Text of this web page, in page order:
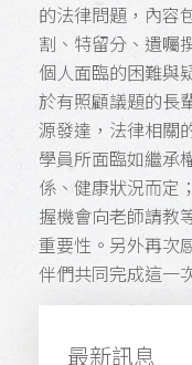
的法律問題，內容
割、特留分、遺囑
個人面臨的困難與
於有照顧議題的長
源發達，法律相關
學員所面臨如繼承
係、健康狀況而定
握機會向老師請教
重要性。另外再次
伴們共同完成這一
最新訊息